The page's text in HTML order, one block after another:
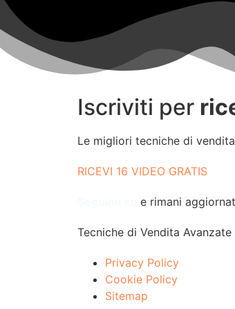
Iscriviti per ​
Le migliori tecniche di
RICEVI 16 VIDEO GRATIS
e rimani
Tecniche di Vendita Avanzate
Privacy Policy
Cookie Policy
Sitemap